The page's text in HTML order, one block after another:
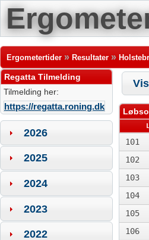
Ergometertider » Resultater »
Regatta Tilmelding
Tilmelding her:
https://regatta.roning.dk
2026
2025
2024
2023
2022
101
102
103
104
105
106